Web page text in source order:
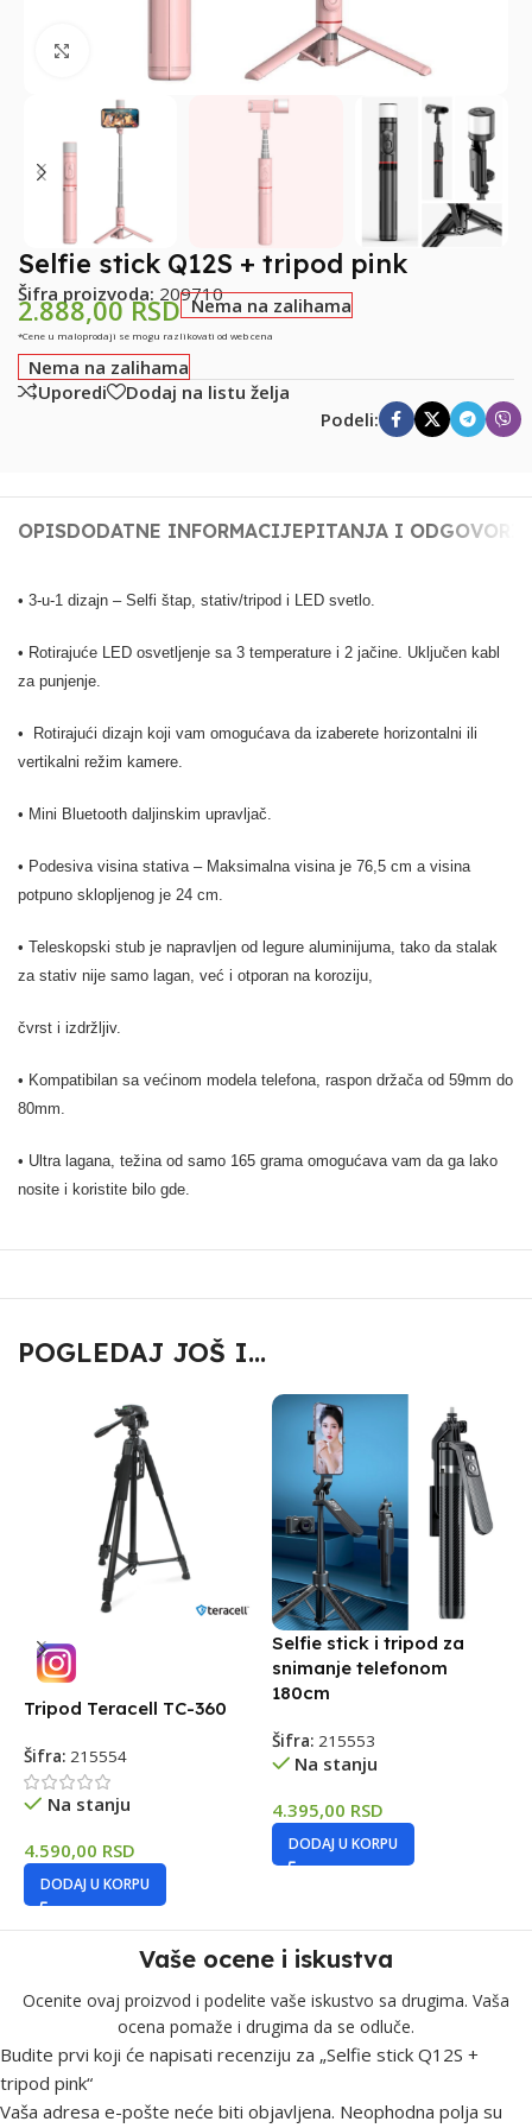
Klikni za uvećanje
Selfie stick Q12S + tripod pink
Šifra proizvoda: 209710
2.888,00RSD Nema na zalihama
*Cene u maloprodaji se mogu razlikovati od web cena
Nema na zalihama
Uporedi
Dodaj na listu želja
Podeli:
OPISDODATNE INFORMACIJEPITANJA I ODGOVORI
• 3-u-1 dizajn – Selfi štap, stativ/tripod i LED svetlo.
• Rotirajuće LED osvetljenje sa 3 temperature i 2 jačine. Uključen kabl
za punjenje.
• Rotirajući dizajn koji vam omogućava da izaberete horizontalni ili
vertikalni režim kamere.
• Mini Bluetooth daljinskim upravljač.
• Podesiva visina stativa – Maksimalna visina je 76,5 cm a visina
potpuno sklopljenog je 24 cm.
• Teleskopski stub je napravljen od legure aluminijuma, tako da stalak
za stativ nije samo lagan, već i otporan na koroziju,
čvrst i izdržljiv.
• Kompatibilan sa većinom modela telefona, raspon držača od 59mm do
80mm.
• Ultra lagana, težina od samo 165 grama omogućava vam da ga lako
nosite i koristite bilo gde.
POGLEDAJ JOŠ I...
Tripod Teracell TC-360
Šifra: 215554
Na stanju
4.590,00 RSD
DODAJ U KORPU
Selfie stick i tripod za
snimanje telefonom
180cm
Šifra: 215553
Na stanju
4.395,00 RSD
DODAJ U KORPU
Vaše ocene i iskustva
Ocenite ovaj proizvod i podelite vaše iskustvo sa drugima. Vaša
ocena pomaže i drugima da se odluče.
Budite prvi koji će napisati recenziju za „Selfie stick Q12S +
tripod pink“
Vaša adresa e-pošte neće biti objavljena. Neophodna polja su